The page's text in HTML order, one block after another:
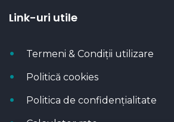
Link-uri utile
Termeni & Condiții utilizare
Politică cookies
Politica de confidențialitate